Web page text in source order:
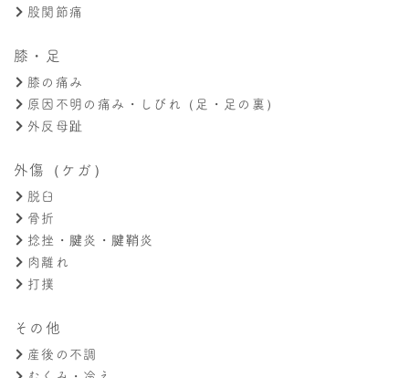
股関節痛
膝・足
膝の痛み
原因不明の痛み・しびれ（足・足の裏）
外反母趾
外傷（ケガ）
脱臼
骨折
捻挫・腱炎・腱鞘炎
肉離れ
打撲
その他
産後の不調